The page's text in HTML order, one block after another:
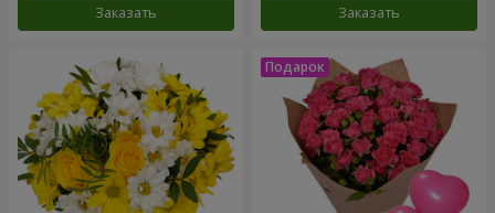
Заказать Заказать